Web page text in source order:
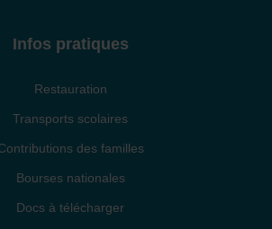
Infos pratiques
Restauration
Transports scolaires
des familles
Bourses nationales
Docs à télécharger